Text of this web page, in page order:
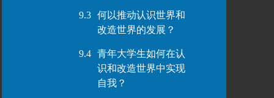
9.3
何以推动认识世界和
改造世界的发展？
9.4
青年大学生如何在认
识和改造世界中实现
自我？